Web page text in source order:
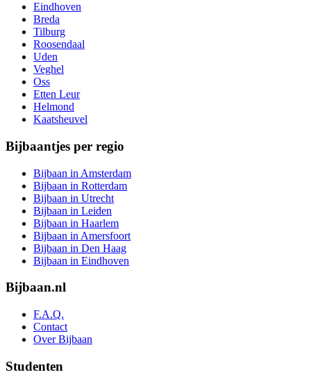
Eindhoven
Breda
Tilburg
Roosendaal
Uden
Veghel
Oss
Etten Leur
Helmond
Kaatsheuvel
Bijbaantjes per regio
Bijbaan in Amsterdam
Bijbaan in Rotterdam
Bijbaan in Utrecht
Bijbaan in Leiden
Bijbaan in Haarlem
Bijbaan in Amersfoort
Bijbaan in Den Haag
Bijbaan in Eindhoven
Bijbaan.nl
F.A.Q.
Contact
Over Bijbaan
Studenten